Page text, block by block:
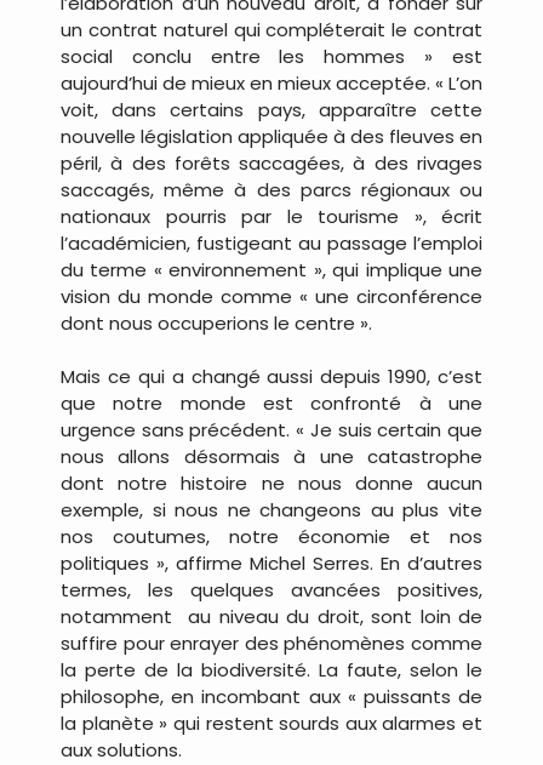
un contrat naturel qui compléterait le contrat
social conclu entre les hommes » est
aujourd’hui de mieux en mieux acceptée. « L’on
voit, dans certains pays, apparaître cette
nouvelle législation appliquée à des fleuves en
péril, à des forêts saccagées, à des rivages
saccagés, même à des parcs régionaux ou
nationaux pourris par le tourisme », écrit
l’académicien, fustigeant au passage l’emploi
du terme « environnement », qui implique une
vision du monde comme « une circonférence
dont nous occuperions le centre ».
Mais ce qui a changé aussi depuis 1990, c’est
que notre monde est confronté à une
urgence sans précédent. « Je suis certain que
nous allons désormais à une catastrophe
dont notre histoire ne nous donne aucun
exemple, si nous ne changeons au plus vite
nos coutumes, notre économie et nos
politiques », affirme Michel Serres. En d’autres
termes, les quelques avancées positives,
notamment
au niveau du droit, sont loin de
suffire pour enrayer des phénomènes comme
la perte de la biodiversité. La faute, selon le
philosophe, en incombant aux « puissants de
la planète » qui restent sourds aux alarmes et
aux solutions.